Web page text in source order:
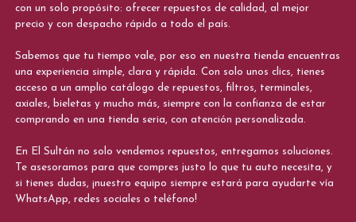
con un solo propósito: ofrecer repuestos de calidad, al mejor
precio y con despacho rápido a todo el país.
Sabemos que tu tiempo vale, por eso en nuestra tienda encuentras
una experiencia simple, clara y rápida. Con solo unos clics, tienes
acceso a un amplio catálogo de repuestos, filtros, terminales,
axiales, bieletas y mucho más, siempre con la confianza de estar
comprando en una tienda seria, con atención personalizada.
En El Sultán no solo vendemos repuestos, entregamos soluciones.
Te asesoramos para que compres justo lo que tu auto necesita, y
si tienes dudas, ¡nuestro equipo siempre estará para ayudarte vía
WhatsApp, redes sociales o teléfono!